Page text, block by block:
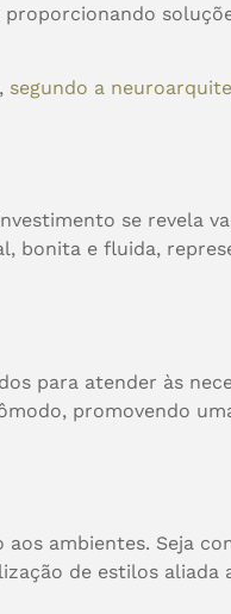
segundo a
se revela
bonita e fluida,
para atender às
promovendo
ambientes. Seja
de estilos